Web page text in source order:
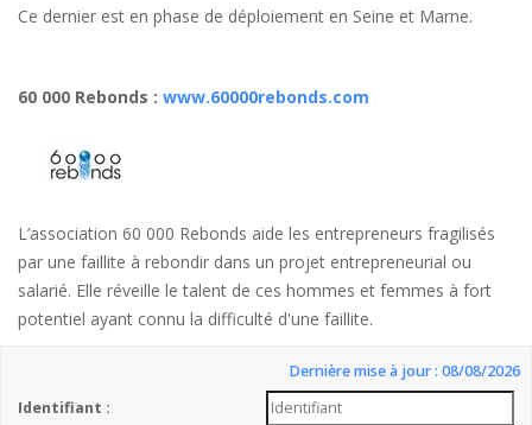
Ce dernier est en phase de déploiement en Seine et Marne.
60 000 Rebonds : www.60000rebonds.com
L’association 60 000 Rebonds aide les entrepreneurs fragilisés
par une faillite à rebondir dans un projet entrepreneurial ou
salarié. Elle réveille le talent de ces hommes et femmes à fort
potentiel ayant connu la difficulté d'une faillite.
Dernière mise à jour : 08/08/2026
Identifiant :